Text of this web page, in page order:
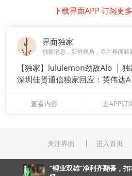
下载界面APP 订阅更
界面独家
独家消息，新鲜视角，尽在界面独
【独家】lululemon劲敌Alo
独
深圳佳贤通信独家回应：英伟达A
查看内容 去APP订
关注界面 进入首页
“锂业双雄”净利齐翻番，扣非净